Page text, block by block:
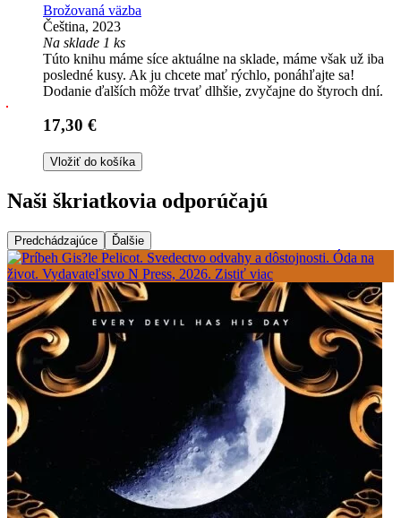
Brožovaná väzba
Čeština, 2023
Na sklade 1 ks
Túto knihu máme síce aktuálne na sklade, máme však už iba
posledné kusy. Ak ju chcete mať rýchlo, ponáhľajte sa!
Dodanie ďalších môže trvať dlhšie, zvyčajne do štyroch dní.
17,30 €
Vložiť do košíka
Naši škriatkovia odporúčajú
Predchádzajúce Ďalšie